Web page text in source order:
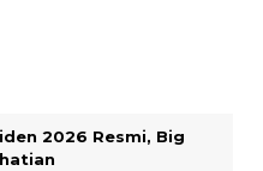
2026 Resmi, Big